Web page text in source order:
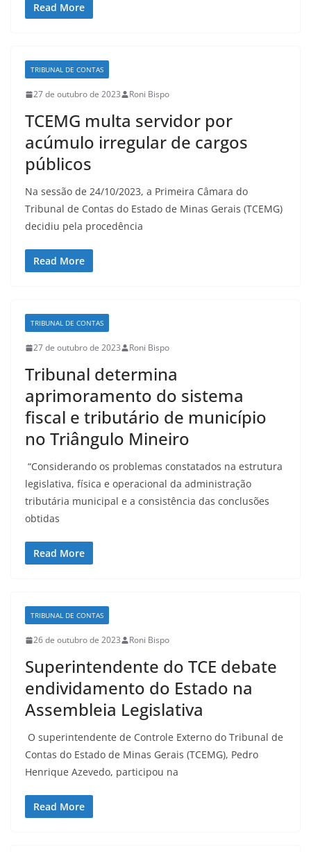
Read More
TRIBUNAL DE CONTAS
27 de outubro de 2023 Roni Bispo
TCEMG multa servidor por
acúmulo irregular de cargos
públicos
Na sessão de 24/10/2023, a Primeira Câmara do
Tribunal de Contas do Estado de Minas Gerais (TCEMG)
decidiu pela procedência
Read More
TRIBUNAL DE CONTAS
27 de outubro de 2023 Roni Bispo
Tribunal determina
aprimoramento do sistema
fiscal e tributário de município
no Triângulo Mineiro
“Considerando os problemas constatados na estrutura
legislativa, física e operacional da administração
tributária municipal e a consistência das conclusões
obtidas
Read More
TRIBUNAL DE CONTAS
26 de outubro de 2023 Roni Bispo
Superintendente do TCE debate
endividamento do Estado na
Assembleia Legislativa
O superintendente de Controle Externo do Tribunal de
Contas do Estado de Minas Gerais (TCEMG), Pedro
Henrique Azevedo, participou na
Read More